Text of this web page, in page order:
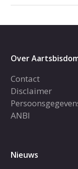
Over
Contact
Disclaimer
ANBI
Nieuws